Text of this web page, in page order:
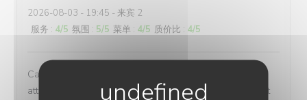
2026-08-03 - 19:45 - 来宾 2
服务 : 4/5 氛围 : 5/5 菜单 : 4/5 质价比 : 4/5
Cadre chaleureux , Accueil attentif , Carte et Menu
attractifs pour tous les goûts , Carte des vins permettant